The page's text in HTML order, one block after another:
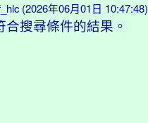
(2026年06月01日 10:47:48)
合搜尋條件的結果。